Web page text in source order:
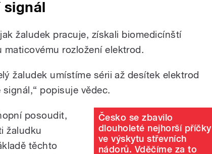
žaludek pracuje, získali biomedicínští
maticovému rozložení elektrod.
žaludek umístíme sérii až desítek elektrod
popisuje vědec.
Česko se zbavilo
dlouholeté nejhorší příčky
ve výskytu střevních
nádorů. Vděčíme za to
posoudit,
žaludku
těchto